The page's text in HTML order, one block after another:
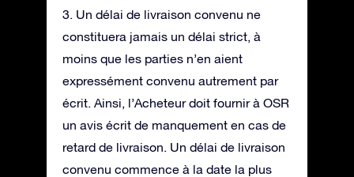
3. Un délai de livraison convenu ne
constituera jamais un délai strict, à
moins que les parties n’en aient
expressément convenu autrement par
écrit. Ainsi, l’Acheteur doit fournir à OSR
un avis écrit de manquement en cas de
retard de livraison. Un délai de livraison
convenu commence à la date la plus